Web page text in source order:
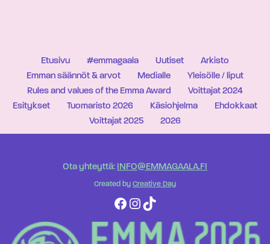
Etusivu #emmagaala Uutiset
Arkisto
Emman säännöt & arvot
Medialle
Yleisölle / liput
Rules and values of the Emma Award
Voittajat 2024
Esitykset
Tuomaristo 2026 Käsiohjelma
Ehdokkaat
Voittajat 2025
2026
Ota yhteyttä: INFO@EMMAGAALA.FI
Created by Creative Day